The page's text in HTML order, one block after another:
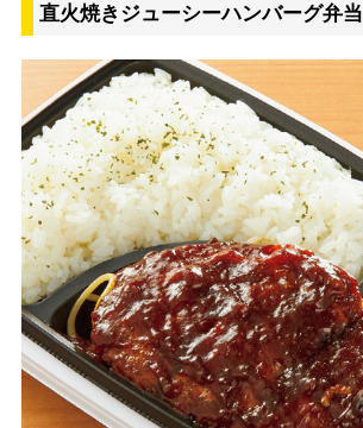
直火焼きジューシーハンバーグ弁当